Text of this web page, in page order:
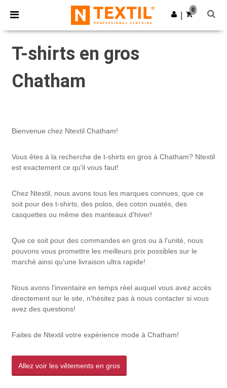
× Appli Ntextil
Meilleurs prix sur l’app !
Obtenir l'appli
0
T-shirts en gros
Chatham
Bienvenue chez Ntextil Chatham!
Vous êtes à la recherche de t-shirts en gros à Chatham? Ntextil
est exactement ce qu'il vous faut!
Chez Ntextil, nous avons tous les marques connues, que ce
soit pour des t-shirts, des polos, des coton ouatés, des
casquettes ou même des manteaux d'hiver!
Que ce soit pour des commandes en gros ou à l'unité, nous
pouvons vous promettre les meilleurs prix possibles sur le
marché ainsi qu'une livraison ultra rapide!
Nous avons l'inventaire en temps réel auquel vous avez accès
directement sur le site, n'hésitez pas à nous contacter si vous
avez des questions!
Faites de Ntextil votre expérience mode à Chatham!
Allez voir les vêtements en gros